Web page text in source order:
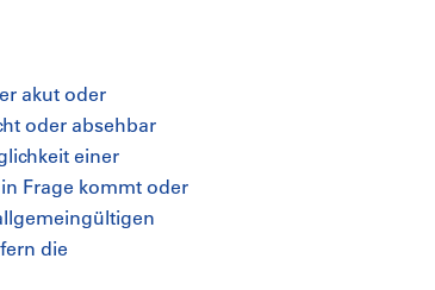
akut oder
oder absehbar
einer
Frage kommt oder
die